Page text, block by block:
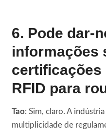
6. Pode dar-
informações
certificações
RFID para
Tao: Sim, claro. A
multiplicidade de